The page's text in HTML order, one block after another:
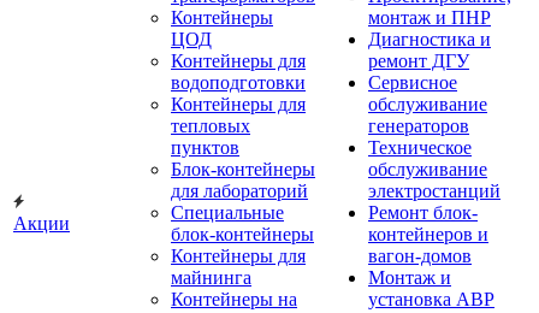
Акции
Контейнеры
ЦОД
Контейнеры для
водоподготовки
Контейнеры для
тепловых
пунктов
Блок-контейнеры
для лабораторий
Специальные
блок-контейнеры
Контейнеры для
майнинга
Контейнеры на
монтаж и ПНР
Диагностика и
ремонт ДГУ
Сервисное
обслуживание
генераторов
Техническое
обслуживание
электростанций
Ремонт блок-
контейнеров и
вагон-домов
Монтаж и
установка АВР